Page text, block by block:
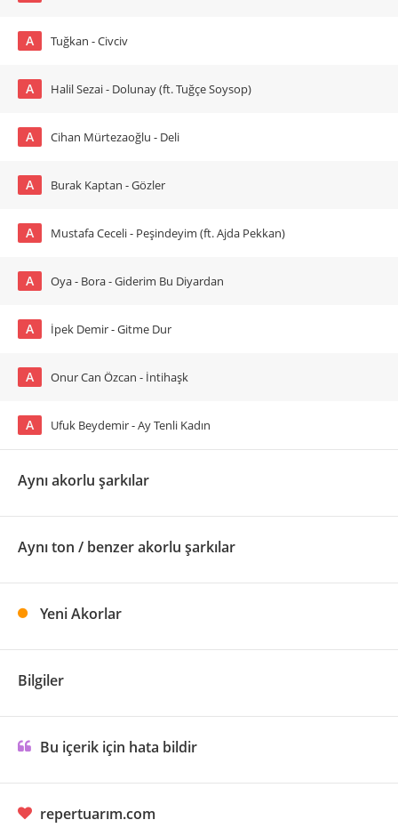
A Tuğkan - Civciv
A Halil Sezai - Dolunay (ft. Tuğçe Soysop)
A Cihan Mürtezaoğlu - Deli
A Burak Kaptan - Gözler
A Mustafa Ceceli - Peşindeyim (ft. Ajda Pekkan)
A Oya - Bora - Giderim Bu Diyardan
A İpek Demir - Gitme Dur
A Onur Can Özcan - İntihaşk
A Ufuk Beydemir - Ay Tenli Kadın
Aynı akorlu şarkılar
Aynı ton / benzer akorlu şarkılar
Yeni Akorlar
Bilgiler
Bu içerik için hata bildir
repertuarım.com